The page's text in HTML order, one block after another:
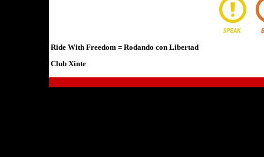
Ride With Freedom = Rodando con Libertad
Club Xinte